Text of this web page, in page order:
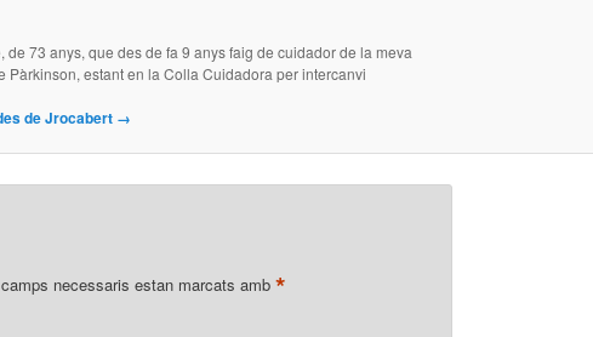
de 73 anys, que des de fa 9 anys faig de cuidador de la meva
Pàrkinson, estant en la Colla Cuidadora per intercanvi
de Jrocabert →
necessaris estan marcats amb *